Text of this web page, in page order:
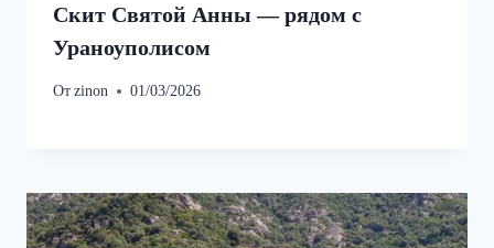
Скит Святой Анны — рядом с
Ураноуполисом
Отzinon 01/03/2026